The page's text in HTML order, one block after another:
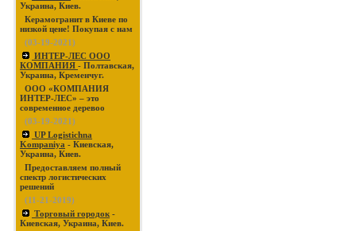
Украина, Киев.
Керамогранит в Киеве по
низкой цене! Покупая с нам
(03-19-2021)
ИНТЕР-ЛЕС ООО
КОМПАНИЯ - Полтавская,
Украина, Кременчуг.
ООО «КОМПАНИЯ
ИНТЕР-ЛЕС» – это
современное деревоо
(03-19-2021)
UP Logistichna
Kompaniya - Киевская,
Украина, Киев.
Предоставляем полный
спектр логистических
решений
(11-21-2019)
Торговый городок -
Киевская, Украина, Киев.